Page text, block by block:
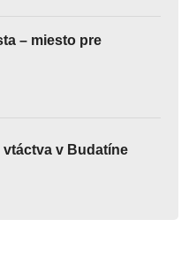
– miesto pre
vtáctva v Budatíne